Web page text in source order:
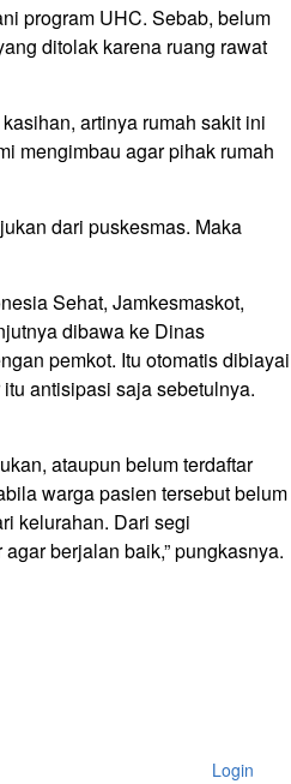
program UHC. Sebab, belum
ditolak karena ruang rawat
artinya rumah sakit ini
mengimbau agar pihak rumah
dari puskesmas. Maka
Sehat, Jamkesmaskot,
dibawa ke Dinas
pemkot. Itu otomatis dibiayai
antisipasi saja sebetulnya.
ataupun belum terdaftar
warga pasien tersebut belum
kelurahan. Dari segi
berjalan baik,” pungkasnya.
Login